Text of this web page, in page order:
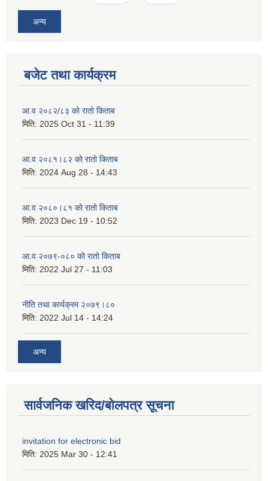
अन्य
बजेट तथा कार्यक्रम
आ.व २०८२/८३ को रातो किताब
मिति: 2025 Oct 31 - 11:39
आ.व २०८१।८२ को रातो किताब
मिति: 2024 Aug 28 - 14:43
आ.व २०८०।८१ को रातो किताब
मिति: 2023 Dec 19 - 10:52
आ.व २०७९-०८० को रातो किताब
मिति: 2022 Jul 27 - 11:03
नीति तथा कार्यक्रम २०७९।८०
मिति: 2022 Jul 14 - 14:24
अन्य
सार्वजनिक खरिद/बोलपत्र सूचना
invitation for electronic bid
मिति: 2025 Mar 30 - 12:41